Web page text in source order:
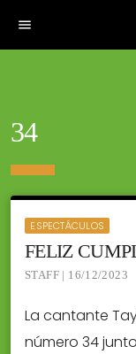
menu
34
ESPECTÁCULOS
FELIZ
STAFF | 16/12/2023
La cantante
número 34